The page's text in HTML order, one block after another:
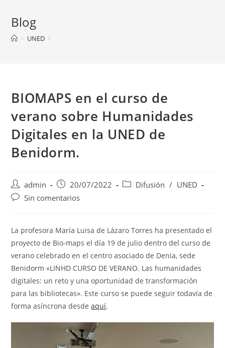
Blog
> UNED >
BIOMAPS en el curso de
verano sobre Humanidades
Digitales en la UNED de
Benidorm.
Autor
de
admin
Publicación
de
20/07/2022
Categoría
Difusión / UNED
Comentarios
entrada:
Sin comentarios
La profesora María Luisa de Lázaro Torres ha presentado el
proyecto de Bio-maps el día 19 de julio dentro del curso de
verano celebrado en el centro asociado de Denia, sede
Benidorm «LINHD CURSO DE VERANO. Las humanidades
digitales: un reto y una oportunidad de transformación
para las bibliotecas». Este curso se puede seguir todavía de
forma asíncrona desdeaquí.